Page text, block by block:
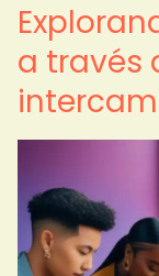
a través